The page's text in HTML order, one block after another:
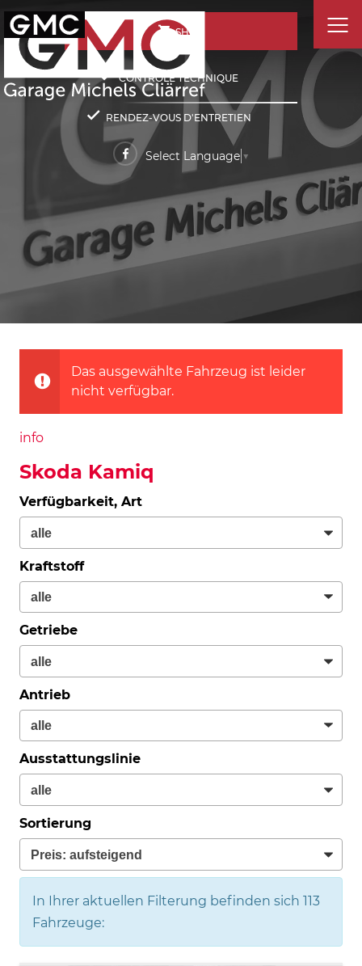
SHOP
CONTRÔLE TECHNIQUE
RENDEZ-VOUS D'ENTRETIEN
Select Language ▼
Das ausgewählte Fahrzeug ist leider
nicht verfügbar.
info
Skoda Kamiq
Verfügbarkeit, Art
Kraftstoff
Getriebe
Antrieb
Ausstattungslinie
Sortierung
In Ihrer aktuellen Filterung befinden sich 113
Fahrzeuge: